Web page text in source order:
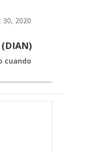
30, 2020
cuando